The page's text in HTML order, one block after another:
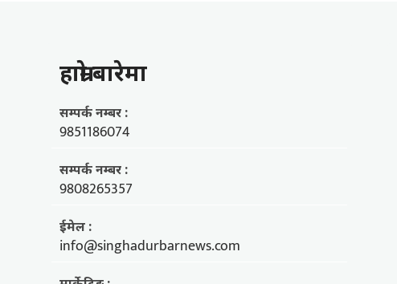
हाम्राे बारेमा
सम्पर्क नम्बर :
9851186074
सम्पर्क नम्बर :
9808265357
ईमेल :
info@singhadurbarnews.com